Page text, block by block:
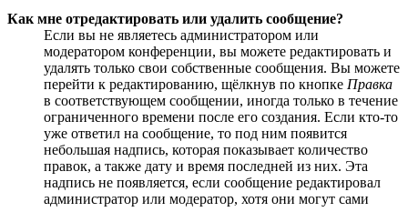
Как мне отредактировать или удалить сообщение?
Если вы не являетесь администратором или
модератором конференции, вы можете редактировать и
удалять только свои собственные сообщения. Вы можете
перейти к редактированию, щёлкнув по кнопке Правка
в соответствующем сообщении, иногда только в течение
ограниченного времени после его создания. Если кто-то
уже ответил на сообщение, то под ним появится
небольшая надпись, которая показывает количество
правок, а также дату и время последней из них. Эта
надпись не появляется, если сообщение редактировал
администратор или модератор, хотя они могут сами